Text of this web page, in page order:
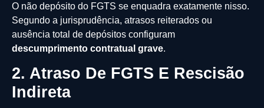
O não depósito do FGTS se enquadra exatamente nisso.
Segundo a jurisprudência, atrasos reiterados ou
ausência total de depósitos configuram
descumprimento contratual grave.
2. Atraso De FGTS E Rescisão
Indireta